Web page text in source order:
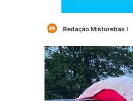
Redação Misturebas I